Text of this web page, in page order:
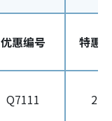
优惠编号 特惠
Q7111